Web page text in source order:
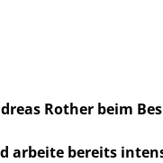
Rother beim
arbeite bereits